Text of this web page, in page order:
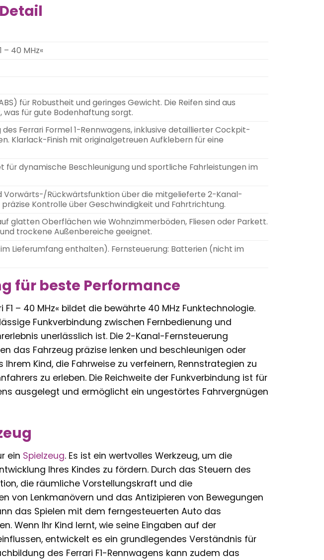
– 40 MHz«
für Robustheit und geringes Gewicht. Die Reifen sind aus
für gute Bodenhaftung sorgt.
Ferrari Formel 1-Rennwagens, inklusive detaillierter Cockpit-
Klarlack-Finish mit originalgetreuen Aufklebern für eine
dynamische Beschleunigung und sportliche Fahrleistungen im
Vorwärts-/Rückwärtsfunktion über die mitgelieferte 2-Kanal-
Kontrolle über Geschwindigkeit und Fahrtrichtung.
glatten Oberflächen wie Wohnzimmerböden, Fliesen oder Parkett.
trockene Außenbereiche geeignet.
Lieferumfang enthalten). Fernsteuerung: Batterien (nicht im
für beste Performance
– 40 MHz« bildet die bewährte 40 MHz Funktechnologie.
Funkverbindung zwischen Fernbedienung und
unerlässlich ist. Die 2-Kanal-Fernsteuerung
das Fahrzeug präzise lenken und beschleunigen oder
Kind, die Fahrweise zu verfeinern, Rennstrategien zu
zu erleben. Die Reichweite der Funkverbindung ist für
ausgelegt und ermöglicht ein ungestörtes Fahrvergnügen
ein Spielzeug. Es ist ein wertvolles Werkzeug, um die
Ihres Kindes zu fördern. Durch das Steuern des
die räumliche Vorstellungskraft und die
von Lenkmanövern und das Antizipieren von Bewegungen
das Spielen mit dem ferngesteuerten Auto das
Wenn Ihr Kind lernt, wie seine Eingaben auf der
entwickelt es ein grundlegendes Verständnis für
des Ferrari F1-Rennwagens kann zudem das